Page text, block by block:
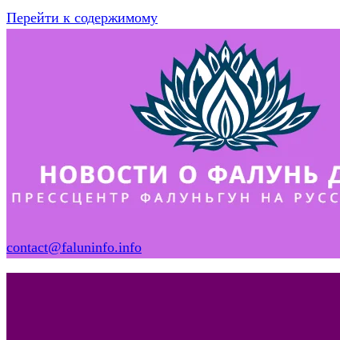
Перейти к содержимому
contact@faluninfo.info